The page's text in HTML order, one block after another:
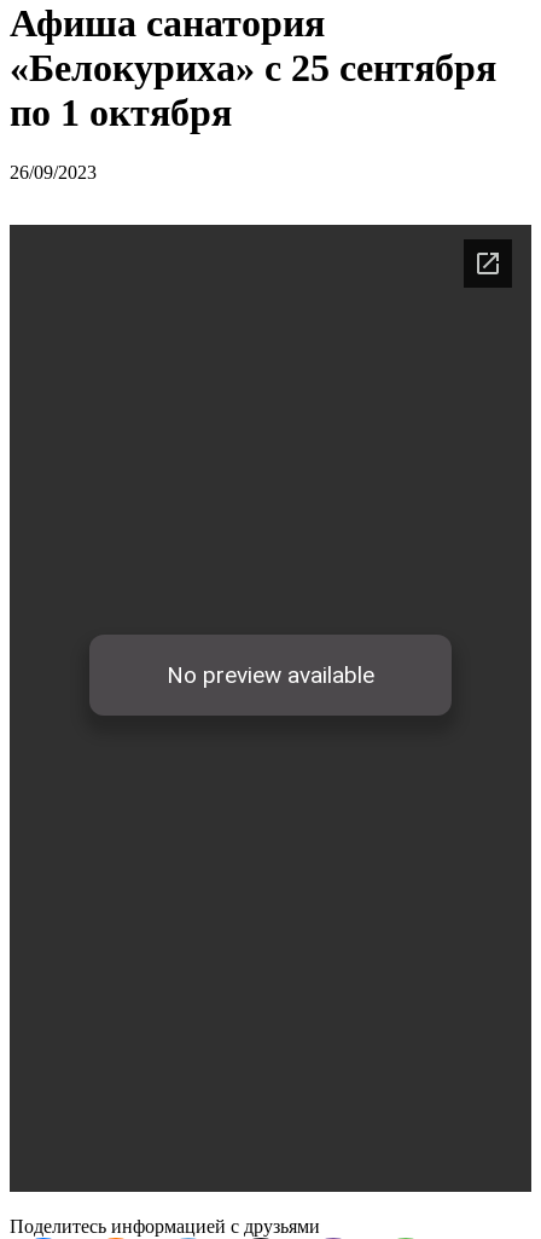
Афиша санатория
«Белокуриха» с 25 сентября
по 1 октября
26/09/2023
Поделитесь информацией с друзьями